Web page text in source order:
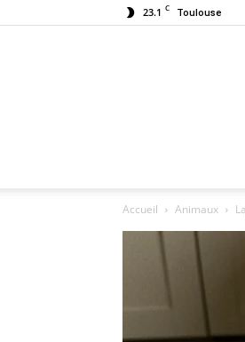
23.1 C Toulouse
Accueil Animaux